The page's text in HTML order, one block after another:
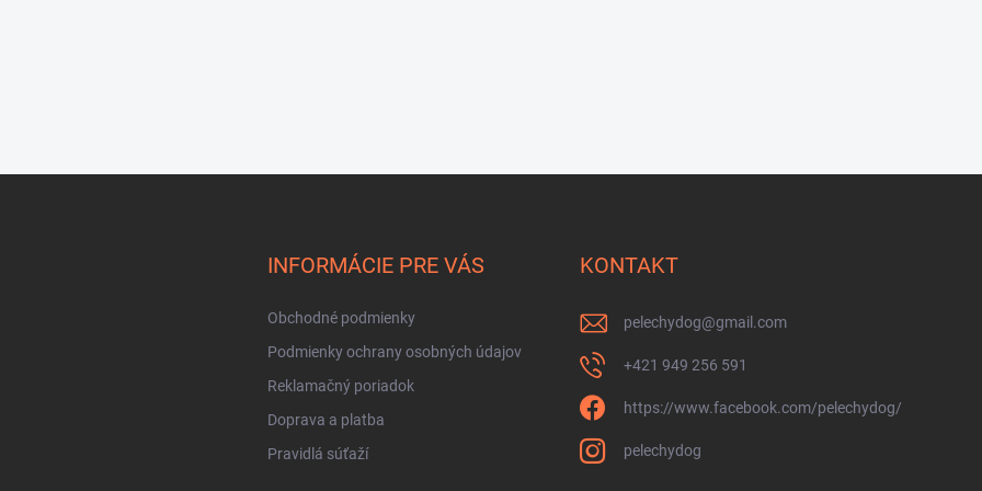
INFORMÁCIE PRE VÁS
Obchodné podmienky
Podmienky ochrany osobných údajov
Reklamačný poriadok
Doprava a platba
Pravidlá súťaží
KONTAKT
pelechydog@gmail.com
+421 949 256 591
https://www.facebook.com/pelechydog/
pelechydog